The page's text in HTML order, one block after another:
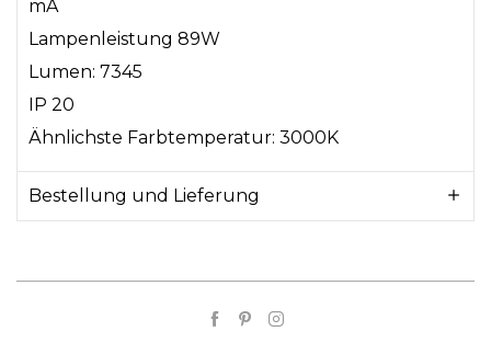
mA
Lampenleistung 89W
Lumen: 7345
IP 20
Ähnlichste Farbtemperatur: 3000K
Bestellung und Lieferung